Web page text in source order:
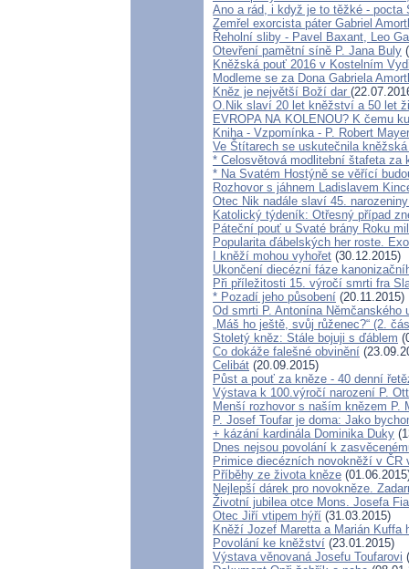
Ano a rád, i když je to těžké - pocta
Zemřel exorcista páter Gabriel
Řeholní sliby - Pavel Baxant, Leo
Otevření pamětní síně P. Jana Buly
Kněžská pouť 2016 v Kostelním
Modleme se za Dona Gabriela
Kněz je největší Boží dar
O.Nik slaví 20 let kněžství a 50 let
EVROPA NA KOLENOU? K čemu
Kniha - Vzpomínka - P. Robert Mayer
Ve Štítarech se uskutečnila
* Celosvětová modlitební štafeta za
* Na Svatém Hostýně se věřící
Rozhovor s jáhnem Ladislavem
Otec Nik nadále slaví 45.
Katolický týdeník: Otřesný případ
Páteční pouť u Svaté brány Roku
Popularita ďábelských her roste.
I kněží mohou vyhořet (30.12.2015)
Ukončení diecézní fáze
Při příležitosti 15. výročí smrti fra
* Pozadí jeho působení (20.11.2015)
Od smrti P. Antonína Němčanského
„Máš ho ještě, svůj růženec?“ (2.
Stoletý kněz: Stále bojuji s ďáblem
Co dokáže falešné obvinění
Celibát (20.09.2015)
Půst a pouť za kněze - 40 denní
Výstava k 100.výročí narození P.
Menší rozhovor s naším knězem P.
P. Josef Toufar je doma: Jako
+ kázání kardinála Dominika Duky
Dnes nejsou povolání k
Primice diecézních novokněží v ČR
Příběhy ze života kněze
Nejlepší dárek pro novokněze.
Životní jubilea otce Mons. Josefa
Otec Jiří vtipem hýří (31.03.2015)
Kněží Jozef Maretta a Marián Kuffa
Povolání ke kněžství (23.01.2015)
Výstava věnovaná Josefu Toufarovi